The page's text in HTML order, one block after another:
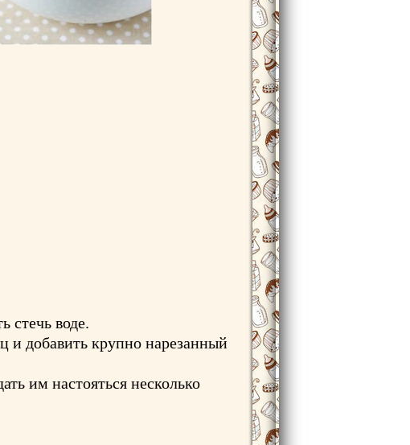
стечь воде.
и добавить крупно нарезанный
им настояться несколько